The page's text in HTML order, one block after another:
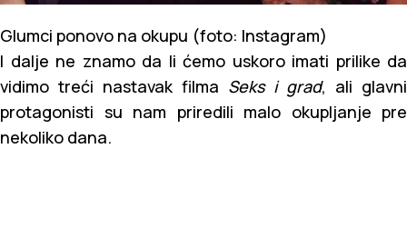
Glumci ponovo na okupu (foto: Instagram)
I dalje ne znamo da li ćemo uskoro imati prilike da
vidimo treći nastavak filma Seks i grad, ali glavni
protagonisti su nam priredili malo okupljanje pre
nekoliko dana.